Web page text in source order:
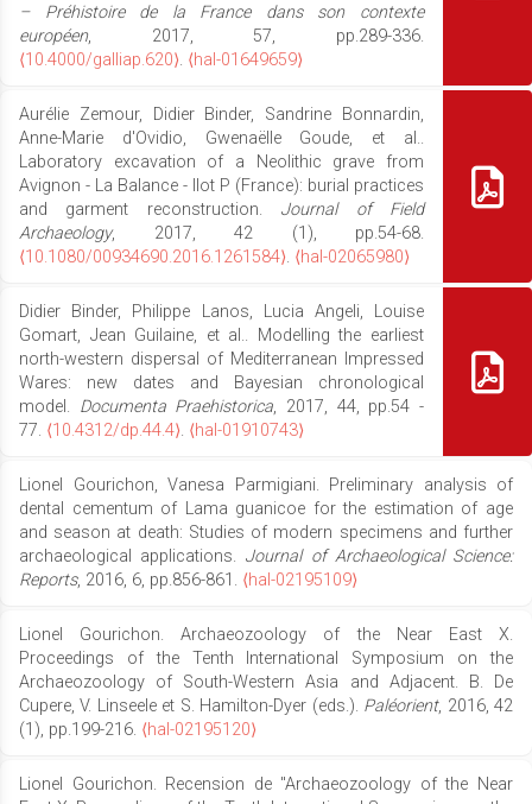
– Préhistoire de la France dans son contexte
européen, 2017, 57, pp.289-336.
⟨10.4000/galliap.620⟩. ⟨hal-01649659⟩
Aurélie Zemour, Didier Binder, Sandrine Bonnardin,
Anne-Marie d'Ovidio, Gwenaëlle Goude, et al..
Laboratory excavation of a Neolithic grave from
Avignon - La Balance - Ilot P (France): burial practices
and garment reconstruction. Journal of Field
Archaeology, 2017, 42 (1), pp.54-68.
⟨10.1080/00934690.2016.1261584⟩. ⟨hal-02065980⟩
Didier Binder, Philippe Lanos, Lucia Angeli, Louise
Gomart, Jean Guilaine, et al.. Modelling the earliest
north-western dispersal of Mediterranean Impressed
Wares: new dates and Bayesian chronological
model. Documenta Praehistorica, 2017, 44, pp.54 -
77. ⟨10.4312/dp.44.4⟩. ⟨hal-01910743⟩
Lionel Gourichon, Vanesa Parmigiani. Preliminary analysis of
dental cementum of Lama guanicoe for the estimation of age
and season at death: Studies of modern specimens and further
archaeological applications. Journal of Archaeological Science:
Reports, 2016, 6, pp.856-861. ⟨hal-02195109⟩
Lionel Gourichon. Archaeozoology of the Near East X.
Proceedings of the Tenth International Symposium on the
Archaeozoology of South-Western Asia and Adjacent. B. De
Cupere, V. Linseele et S. Hamilton-Dyer (eds.). Paléorient, 2016, 42
(1), pp.199-216. ⟨hal-02195120⟩
Lionel Gourichon. Recension de "Archaeozoology of the Near